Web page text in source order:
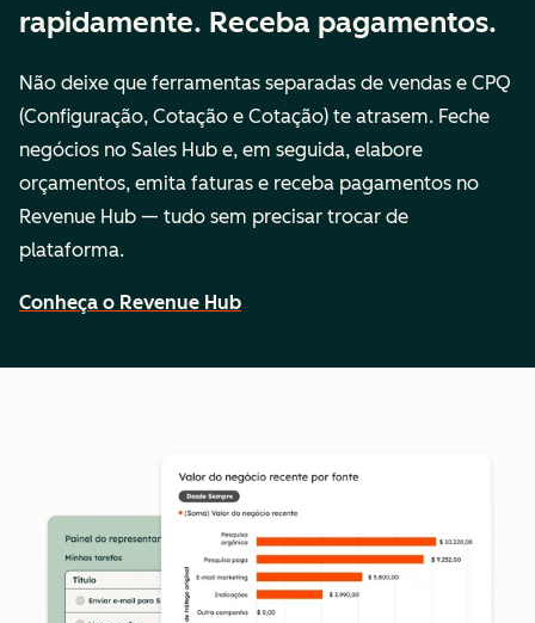
rapidamente. Receba pagamentos.
Não deixe que ferramentas separadas de vendas e CPQ
(Configuração, Cotação e Cotação) te atrasem. Feche
negócios no Sales Hub e, em seguida, elabore
orçamentos, emita faturas e receba pagamentos no
Revenue Hub — tudo sem precisar trocar de
plataforma.
Conheça o Revenue Hub